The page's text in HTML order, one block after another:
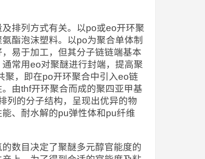
排列方式有关。以po或eo开环聚
酯泡沫塑料。以po为聚合单体制
易于加工，但其分子链链端基本
常用eo对聚醚进行封端，提高聚
聚，即在po开环聚合中引入eo链
由thf开环聚合而成的聚四亚甲基
列的分子结构，呈现出优异的物
、耐水解的pu弹性体和pu纤维
数目决定了聚醚多元醇官能度的